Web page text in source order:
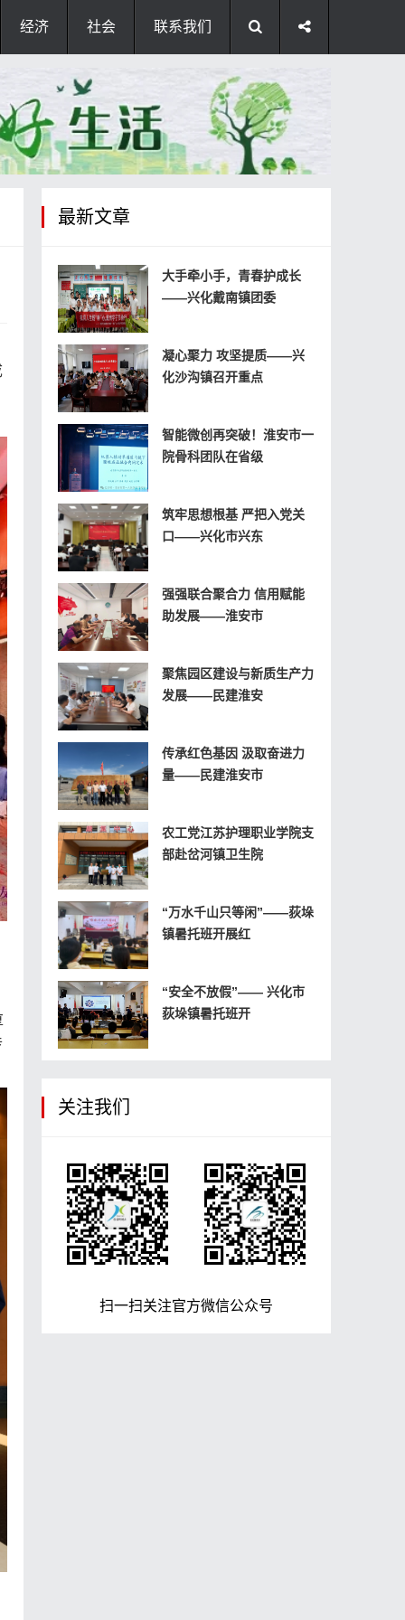
经济 社会 联系我们
最新文章
大手牵小手，青春护成长
——兴化戴南镇团委
凝心聚力 攻坚提质——兴
化沙沟镇召开重点
智能微创再突破！淮安市一
院骨科团队在省级
筑牢思想根基 严把入党关
口——兴化市兴东
强强联合聚合力 信用赋能
助发展——淮安市
聚焦园区建设与新质生产力
发展——民建淮安
传承红色基因 汲取奋进力
量——民建淮安市
农工党江苏护理职业学院支
部赴岔河镇卫生院
“万水千山只等闲”——荻垛
镇暑托班开展红
“安全不放假”—— 兴化市
荻垛镇暑托班开
关注我们
扫一扫关注官方微信公众号